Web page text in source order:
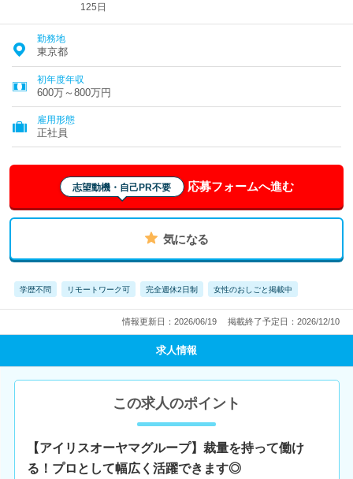
125日
勤務地
東京都
初年度年収
600万～800万円
雇用形態
正社員
志望動機・自己PR不要 応募フォームへ進む
気になる
学歴不問 リモートワーク可 完全週休2日制 女性のおしごと掲載中
情報更新日：2026/06/19 掲載終了予定日：2026/12/10
求人情報
この求人のポイント
【アイリスオーヤマグループ】裁量を持って働け
る！プロとして幅広く活躍できます◎